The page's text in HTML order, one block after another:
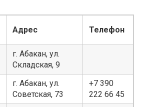
Адрес Телефон
г. Абакан, ул.
Складская, 9
г. Абакан, ул.
Советская, 73
+7 390
222 66 45